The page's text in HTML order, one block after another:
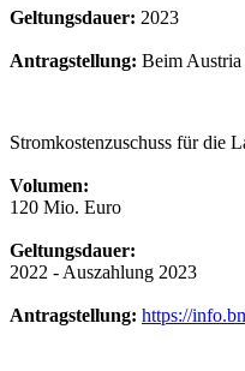
Geltungsdauer: 2023
Antragstellung: Beim Austria
Stromkostenzuschuss für die
Volumen:
120 Mio. Euro
Geltungsdauer:
2022 - Auszahlung 2023
Antragstellung: https://